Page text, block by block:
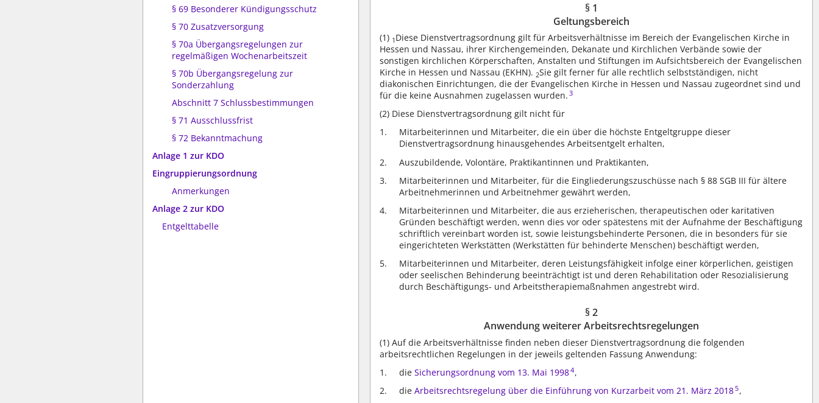
§ 69 Besonderer Kündigungsschutz
§ 70 Zusatzversorgung
§ 70a Übergangsregelungen zur
regelmäßigen Wochenarbeitszeit
§ 70b Übergangsregelung zur
Sonderzahlung
Abschnitt 7 Schlussbestimmungen
§ 71 Ausschlussfrist
§ 72 Bekanntmachung
Anlage 1 zur KDO
Eingruppierungsordnung
Anmerkungen
Anlage 2 zur KDO
Entgelttabelle
§ 1
Geltungsbereich
(1) 1 Diese Dienstvertragsordnung gilt für Arbeitsverhältnisse im Bereich der Evangelischen Kirche in
Hessen und Nassau, ihrer Kirchengemeinden, Dekanate und Kirchlichen Verbände sowie der
sonstigen kirchlichen Körperschaften, Anstalten und Stiftungen im Aufsichtsbereich der Evangelischen
Kirche in Hessen und Nassau (EKHN). 2Sie gilt ferner für alle rechtlich selbstständigen, nicht
diakonischen Einrichtungen, die der Evangelischen Kirche in Hessen und Nassau zugeordnet sind und
für die keine Ausnahmen zugelassen wurden. 3
(2) Diese Dienstvertragsordnung gilt nicht für
Mitarbeiterinnen und Mitarbeiter, die ein über die höchste Entgeltgruppe dieser
Dienstvertragsordnung hinausgehendes Arbeitsentgelt erhalten,
Auszubildende, Volontäre, Praktikantinnen und Praktikanten,
Mitarbeiterinnen und Mitarbeiter, für die Eingliederungszuschüsse nach § 88 SGB III für ältere
Arbeitnehmerinnen und Arbeitnehmer gewährt werden,
Mitarbeiterinnen und Mitarbeiter, die aus erzieherischen, therapeutischen oder karitativen
Gründen beschäftigt werden, wenn dies vor oder spätestens mit der Aufnahme der Beschäftigung
schriftlich vereinbart worden ist, sowie leistungsbehinderte Personen, die in besonders für sie
eingerichteten Werkstätten (Werkstätten für behinderte Menschen) beschäftigt werden,
Mitarbeiterinnen und Mitarbeiter, deren Leistungsfähigkeit infolge einer körperlichen, geistigen
oder seelischen Behinderung beeinträchtigt ist und deren Rehabilitation oder Resozialisierung
durch Beschäftigungs- und Arbeitstherapiemaßnahmen angestrebt wird.
§ 2
Anwendung weiterer Arbeitsrechtsregelungen
(1) Auf die Arbeitsverhältnisse finden neben dieser Dienstvertragsordnung die folgenden
arbeitsrechtlichen Regelungen in der jeweils geltenden Fassung Anwendung:
dieSicherungsordnung vom 13. Mai 19984,
dieArbeitsrechtsregelung über die Einführung von Kurzarbeit vom 21. März 20185,